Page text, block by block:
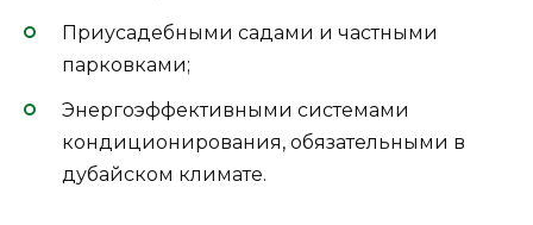
Приусадебными садами и частными
парковками;
Энергоэффективными системами
кондиционирования, обязательными в
дубайском климате.